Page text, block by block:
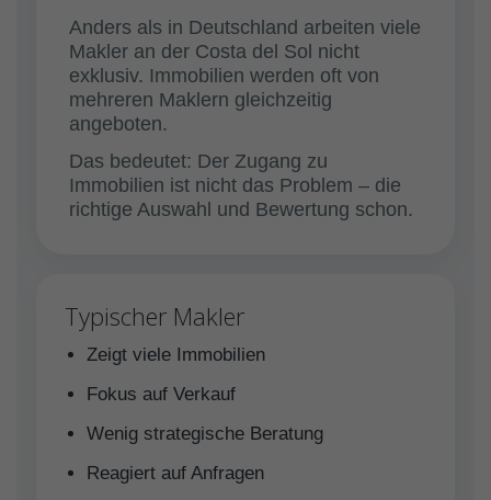
Anders als in Deutschland arbeiten viele
Makler an der Costa del Sol nicht
exklusiv. Immobilien werden oft von
mehreren Maklern gleichzeitig
angeboten.
Das bedeutet: Der Zugang zu
Immobilien ist nicht das Problem – die
richtige Auswahl und Bewertung schon.
Typischer Makler
Zeigt viele Immobilien
Fokus auf Verkauf
Wenig strategische Beratung
Reagiert auf Anfragen